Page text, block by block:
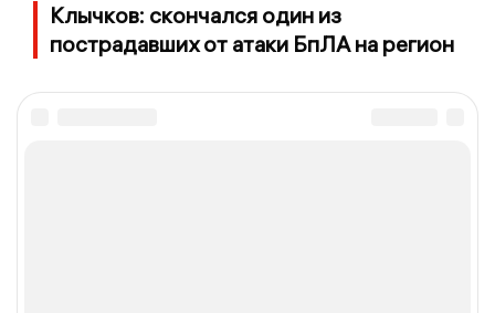
Клычков: скончался один из
пострадавших от атаки БпЛА на регион